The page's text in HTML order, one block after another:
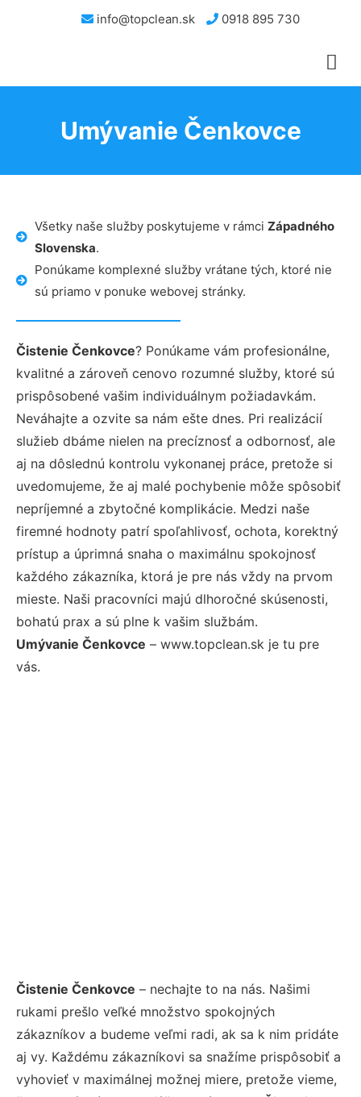
info@topclean.sk 0918 895 730
Umývanie Čenkovce
Všetky naše služby poskytujeme v rámci Západného
Slovenska.
Ponúkame komplexné služby vrátane tých, ktoré nie
sú priamo v ponuke webovej stránky.
Čistenie Čenkovce? Ponúkame vám profesionálne,
kvalitné a zároveň cenovo rozumné služby, ktoré sú
prispôsobené vašim individuálnym požiadavkám.
Neváhajte a ozvite sa nám ešte dnes. Pri realizácií
služieb dbáme nielen na precíznosť a odbornosť, ale
aj na dôslednú kontrolu vykonanej práce, pretože si
uvedomujeme, že aj malé pochybenie môže spôsobiť
nepríjemné a zbytočné komplikácie. Medzi naše
firemné hodnoty patrí spoľahlivosť, ochota, korektný
prístup a úprimná snaha o maximálnu spokojnosť
každého zákazníka, ktorá je pre nás vždy na prvom
mieste. Naši pracovníci majú dlhoročné skúsenosti,
bohatú prax a sú plne k vašim službám.
Umývanie Čenkovce – www.topclean.sk je tu pre
vás.
Čistenie Čenkovce – nechajte to na nás. Našimi
rukami prešlo veľké množstvo spokojných
zákazníkov a budeme veľmi radi, ak sa k nim pridáte
aj vy. Každému zákazníkovi sa snažíme prispôsobiť a
vyhovieť v maximálnej možnej miere, pretože vieme,